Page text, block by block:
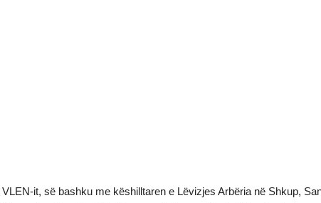
it, së bashku me këshilltaren e Lëvizjes Arbëria në Shkup,